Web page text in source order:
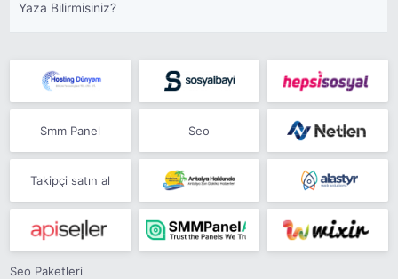
Yaza Bilirmisiniz?
Smm Panel Seo
Takipçi satın al
Seo Paketleri